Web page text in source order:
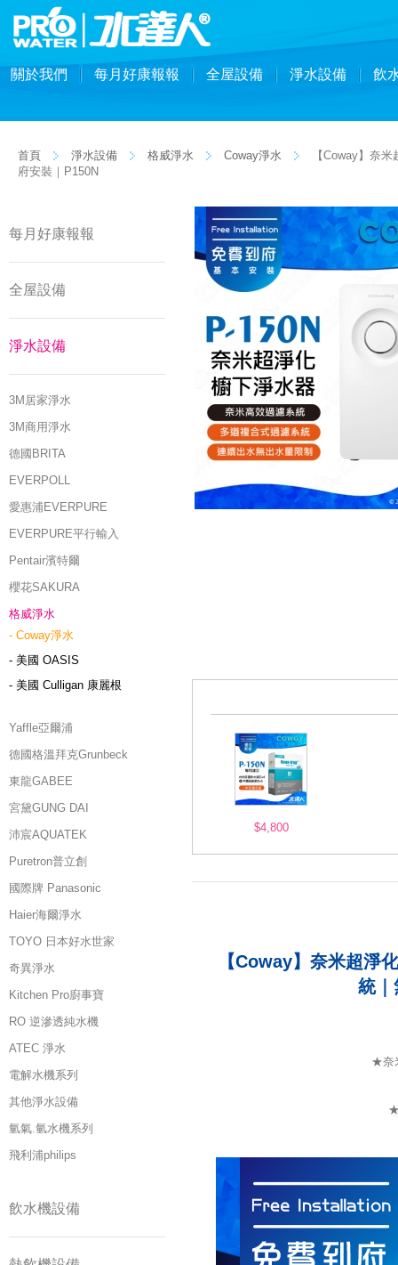
關於我們 每月好康報報 全屋設備 淨水設備 飲
首頁 淨水設備 格威淨水 Coway淨水
【Coway】奈
府安裝｜P150N
每月好康報報
全屋設備
淨水設備
3M居家淨水
3M商用淨水
德國BRITA
EVERPOLL
愛惠浦EVERPURE
EVERPURE平行輸入
Pentair濱特爾
櫻花SAKURA
格威淨水
- Coway淨水
- 美國 OASIS
- 美國 Culligan 康麗根
Yaffle亞爾浦
德國格溫拜克Grunbeck
東龍GABEE
宮黛GUNG DAI
沛宸AQUATEK
Puretron普立創
國際牌 Panasonic
Haier海爾淨水
TOYO 日本好水世家
奇異淨水
Kitchen Pro廚事寶
RO 逆滲透純水機
ATEC 淨水
電解水機系列
其他淨水設備
氫氣.氫水機系列
飛利浦philips
飲水機設備
$4,800
【Coway】奈米超淨
統｜
★奈
★